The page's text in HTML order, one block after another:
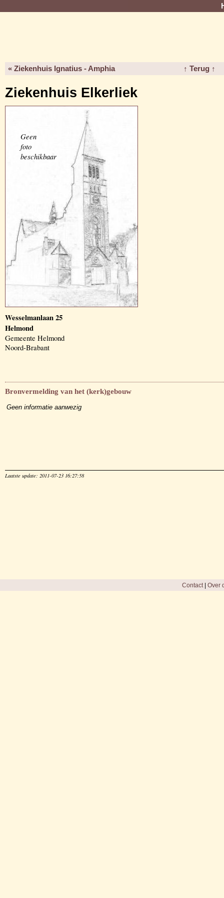
« Ziekenhuis Ignatius - Amphia ↑ Terug ↑
Ziekenhuis Elkerliek
Geen
foto
beschikbaar
Wesselmanlaan 25
Helmond
Gemeente Helmond
Noord-Brabant
Bronvermelding van het (kerk)gebouw
Geen informatie aanwezig
Laatste update: 2011-07-23 16:27:58
Contact| Over